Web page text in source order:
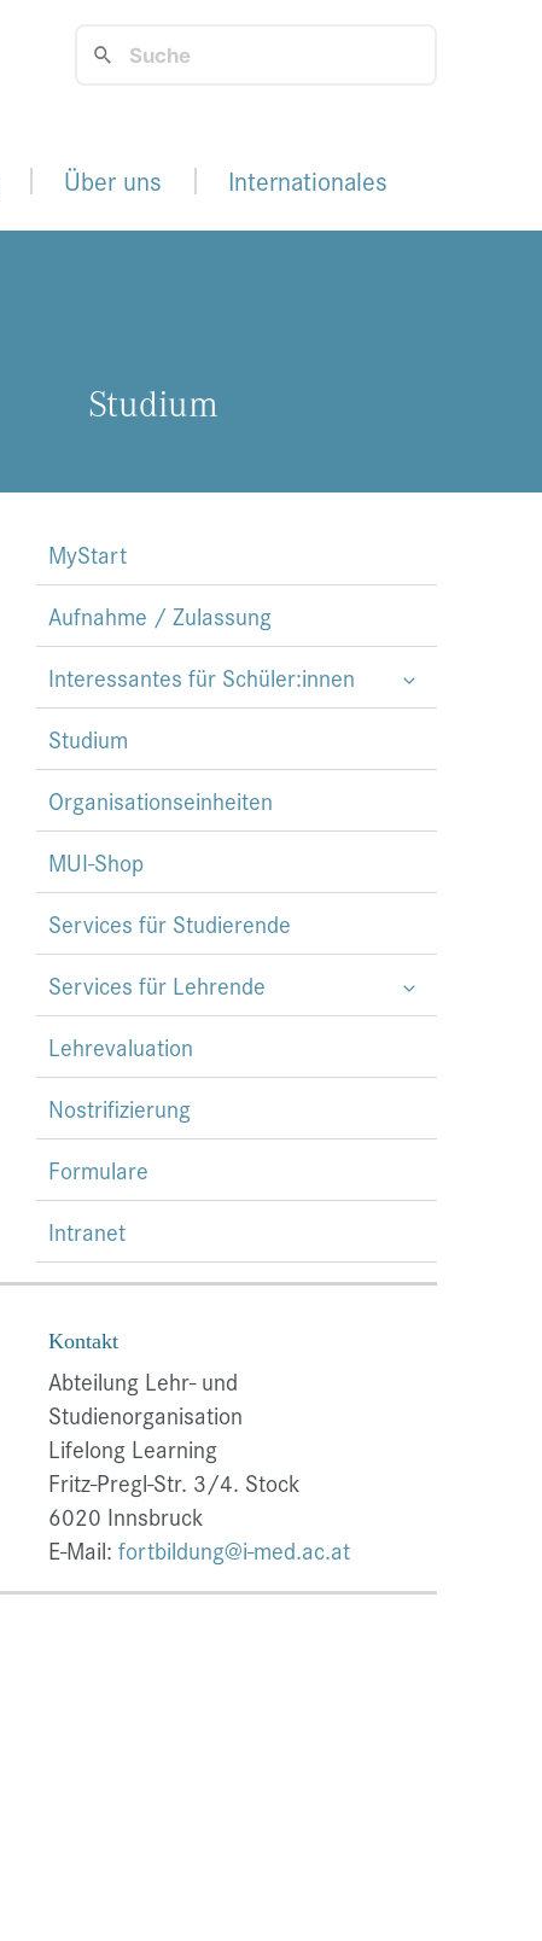
Über uns Internationales
Stu­di­um
MyStart
Aufnahme / Zulassung
Interessantes für Schüler:innen
Studium
Organisationseinheiten
MUI-Shop
Services für Studierende
Services für Lehrende
Lehrevaluation
Nostrifizierung
Formulare
Intranet
Kontakt
Abteilung Lehr- und
Studienorganisation
Lifelong Learning
Fritz-Pregl-Str. 3/4. Stock
6020 Innsbruck
E-Mail: fortbildung@i-med.ac.at